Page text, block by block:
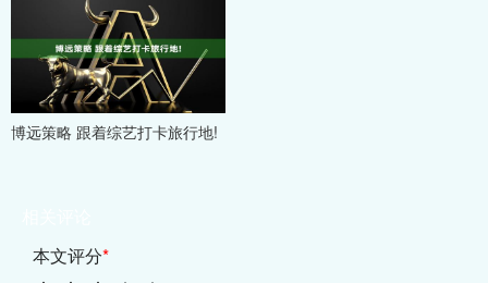
博远策略 跟着综艺打卡旅行地!
本文评分*